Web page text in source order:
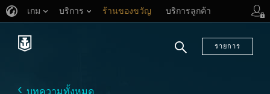
เกม บริการ ร้านของขวัญ บริการลูกค้า
รายการ
บทความทั้งหมด